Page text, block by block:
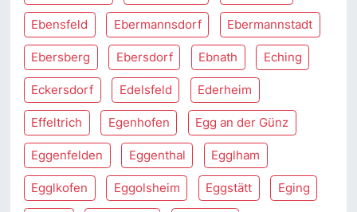
Ebensfeld Ebermannsdorf Ebermannstadt
Ebersberg Ebersdorf Ebnath Eching
Eckersdorf Edelsfeld Ederheim
Effeltrich Egenhofen Egg an der Günz
Eggenfelden Eggenthal Egglham
Egglkofen Eggolsheim Eggstätt Eging